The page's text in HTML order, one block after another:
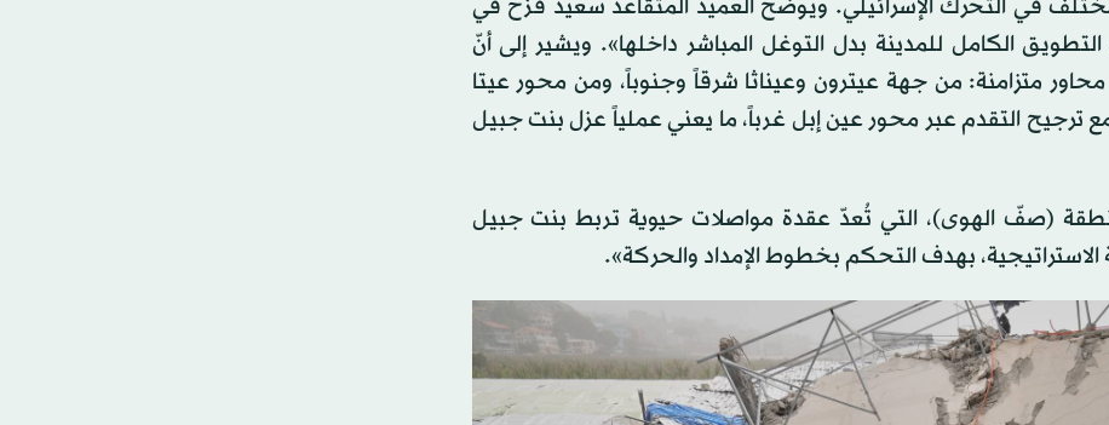
في التحرك الإسرائيلي. ويوضح العميد المتقاعد سعيد قزح في
الكامل للمدينة بدل التوغل المباشر داخلها». ويشير إلى أنّ
متزامنة: من جهة عيترون وعيناثا شرقاً وجنوباً، ومن محور عيتا
التقدم عبر محور عين إبل غرباً، ما يعني عملياً عزل بنت جبيل
(صفّ الهوى)، التي تُعدّ عقدة مواصلات حيوية تربط بنت جبيل
بهدف التحكم بخطوط الإمداد والحركة».